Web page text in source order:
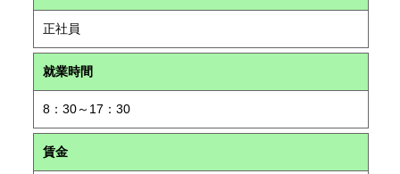
正社員
就業時間
8：30～17：30
賃金